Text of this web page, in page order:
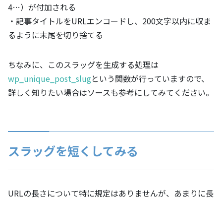
4…）が付加される
・記事タイトルをURLエンコードし、200文字以内に収ま
るように末尾を切り捨てる
ちなみに、このスラッグを生成する処理は
wp_unique_post_slugという関数が行っていますので、
詳しく知りたい場合はソースも参考にしてみてください。
スラッグを短くしてみる
URLの長さについて特に規定はありませんが、あまりに長